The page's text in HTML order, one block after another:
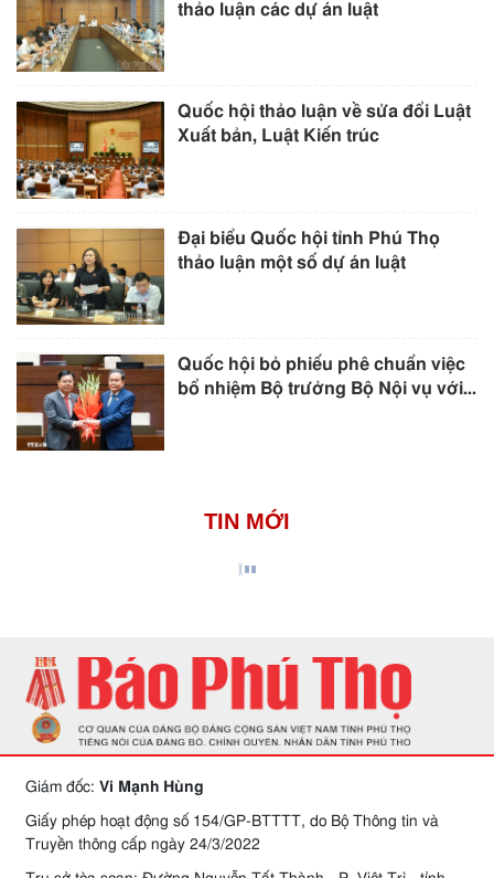
thảo luận các dự án luật
Quốc hội thảo luận về sửa đổi Luật
Xuất bản, Luật Kiến trúc
Đại biểu Quốc hội tỉnh Phú Thọ
thảo luận một số dự án luật
Quốc hội bỏ phiếu phê chuẩn việc
bổ nhiệm Bộ trưởng Bộ Nội vụ với...
TIN MỚI
Giám đốc: Vi Mạnh Hùng
Giấy phép hoạt động số 154/GP-BTTTT, do Bộ Thông tin và
Truyền thông cấp ngày 24/3/2022